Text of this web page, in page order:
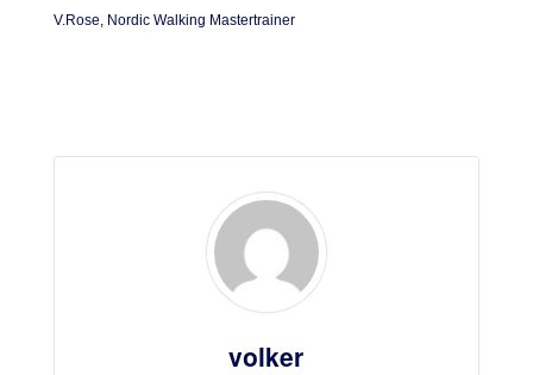
V.Rose, Nordic Walking Mastertrainer
volker